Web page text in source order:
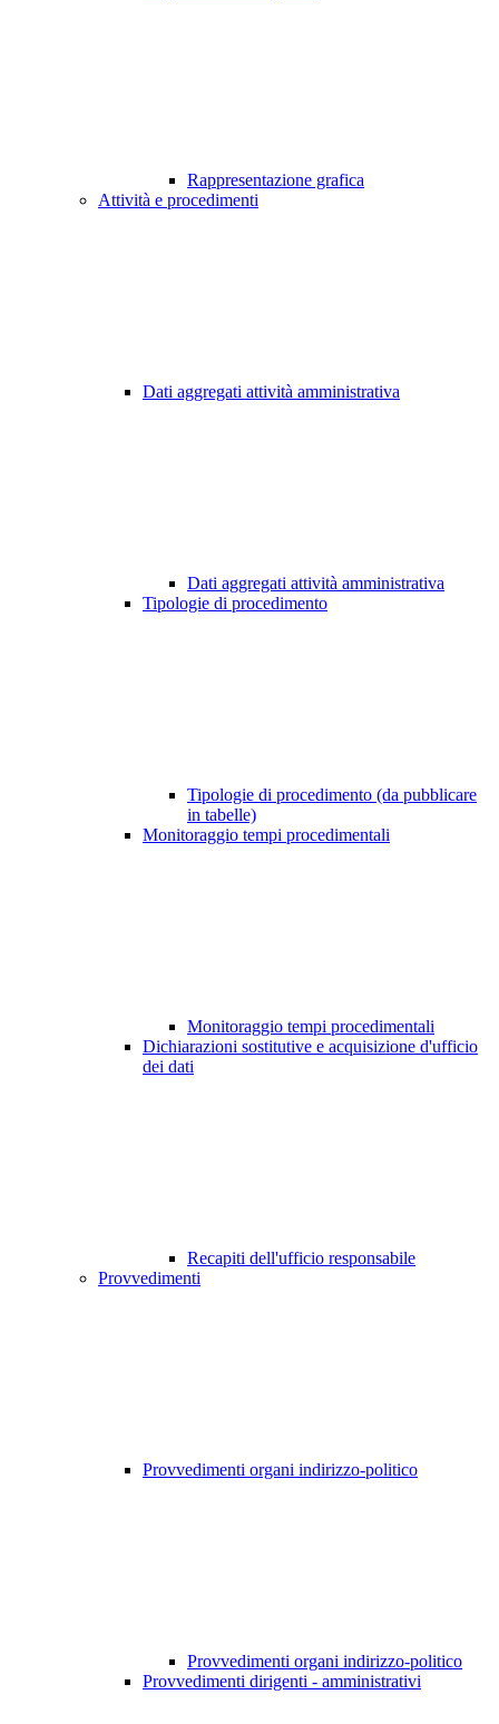
Rappresentazione grafica
Attività e procedimenti
Dati aggregati attività amministrativa
Dati aggregati attività amministrativa
Tipologie di procedimento
Tipologie di procedimento (da pubblicare
in tabelle)
Monitoraggio tempi procedimentali
Monitoraggio tempi procedimentali
Dichiarazioni sostitutive e acquisizione d'ufficio
dei dati
Recapiti dell'ufficio responsabile
Provvedimenti
Provvedimenti organi indirizzo-politico
Provvedimenti organi indirizzo-politico
Provvedimenti dirigenti - amministrativi